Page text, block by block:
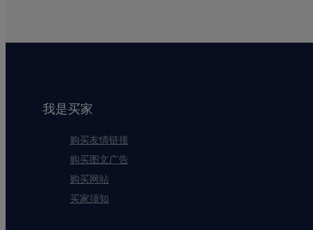
我是买家
购买友情链接
购买图文广告
购买网站
买家须知